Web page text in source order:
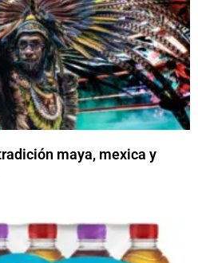
maya, mexica y